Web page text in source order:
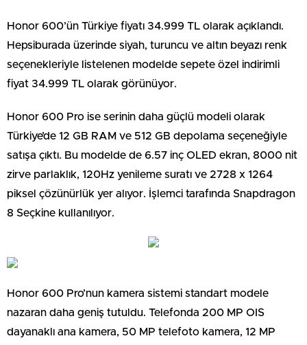
Honor 600’ün Türkiye fiyatı 34.999 TL olarak açıklandı.
Hepsiburada üzerinde siyah, turuncu ve altın beyazı renk
seçenekleriyle listelenen modelde sepete özel indirimli
fiyat 34.999 TL olarak görünüyor.
Honor 600 Pro ise serinin daha güçlü modeli olarak
Türkiye’de 12 GB RAM ve 512 GB depolama seçeneğiyle
satışa çıktı. Bu modelde de 6.57 inç OLED ekran, 8000 nit
zirve parlaklık, 120Hz yenileme suratı ve 2728 x 1264
piksel çözünürlük yer alıyor. İşlemci tarafında Snapdragon
8 Seçkine kullanılıyor.
Honor 600 Pro’nun kamera sistemi standart modele
nazaran daha geniş tutuldu. Telefonda 200 MP OIS
dayanaklı ana kamera, 50 MP telefoto kamera, 12 MP